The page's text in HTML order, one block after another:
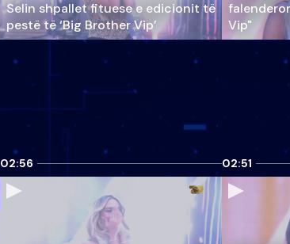
Selin shpallet fituese e edicionit të
pestë të ‘Big Brother Vip’
Vip"
02:56 02:51